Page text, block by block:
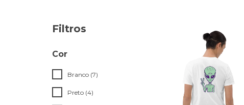
Filtros
Cor
Branco (7)
Preto (4)